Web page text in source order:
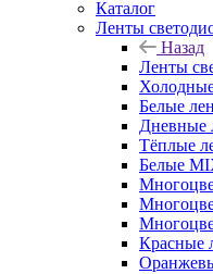
Каталог
Ленты
Назад
Ленты
Белые
Дневные
Тёплые
Белые
Красные